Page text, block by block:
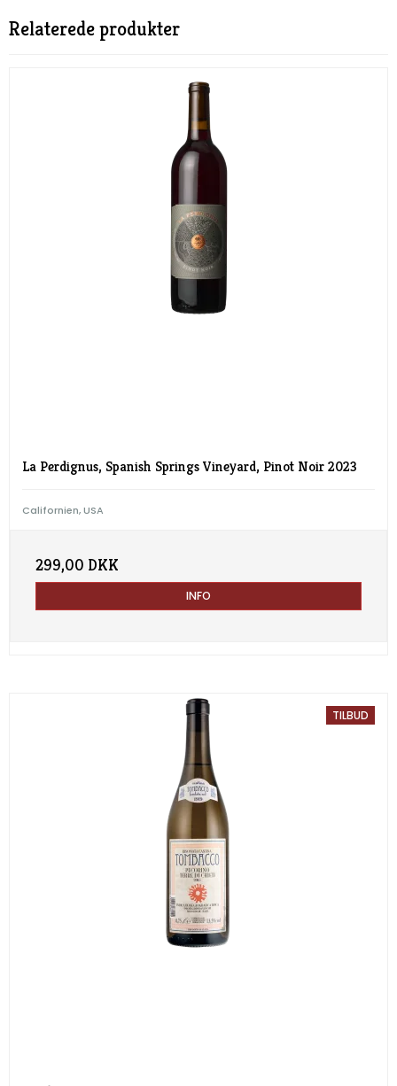
Relaterede produkter
La Perdignus, Spanish Springs Vineyard, Pinot Noir 2023
Californien, USA
299,00 DKK
INFO
TILBUD